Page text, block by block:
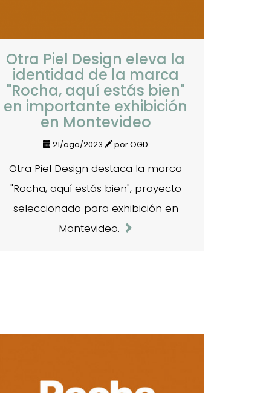
Otra Piel Design eleva la
identidad de la marca
"Rocha, aquí estás bien"
en importante exhibición
en Montevideo
21/ago/2023 por OGD
Otra Piel Design destaca la marca
"Rocha, aquí estás bien", proyecto
seleccionado para exhibición en
Montevideo.